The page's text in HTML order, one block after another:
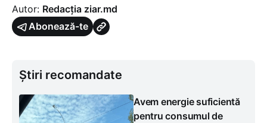
Autor: Redacția ziar.md
Abonează-te
Știri recomandate
Avem energie suficientă
pentru consumul de